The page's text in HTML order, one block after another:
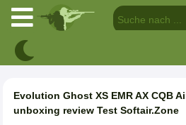
Evolution Ghost XS EMR AX CQB
unboxing review Test Softair.Zone